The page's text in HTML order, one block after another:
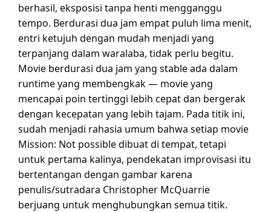
berhasil, eksposisi tanpa henti mengganggu
tempo. Berdurasi dua jam empat puluh lima menit,
entri ketujuh dengan mudah menjadi yang
terpanjang dalam waralaba, tidak perlu begitu.
Movie berdurasi dua jam yang stable ada dalam
runtime yang membengkak — movie yang
mencapai poin tertinggi lebih cepat dan bergerak
dengan kecepatan yang lebih tajam. Pada titik ini,
sudah menjadi rahasia umum bahwa setiap movie
Mission: Not possible dibuat di tempat, tetapi
untuk pertama kalinya, pendekatan improvisasi itu
bertentangan dengan gambar karena
penulis/sutradara Christopher McQuarrie
berjuang untuk menghubungkan semua titik.